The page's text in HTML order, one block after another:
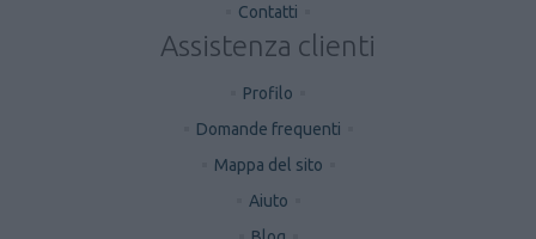
Contatti
Assistenza clienti
Profilo
Domande frequenti
Mappa del sito
Aiuto